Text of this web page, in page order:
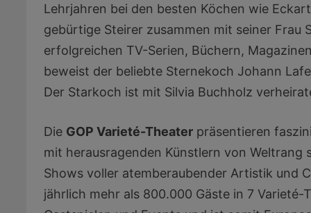
Lehrjahren bei den besten Köchen wie
gebürtige Steirer zusammen mit seiner Frau
erfolgreichen TV-Serien, Büchern,
beweist der beliebte Sternekoch Johann
Der Starkoch ist mit Silvia Buchholz
Die GOP Varieté-Theater präsentieren
mit herausragenden Künstlern von
Shows voller atemberaubender Artistik und
jährlich mehr als 800.000 Gäste in 7